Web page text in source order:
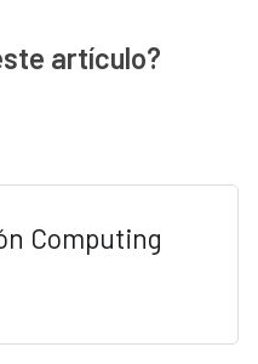
artículo?
Computing